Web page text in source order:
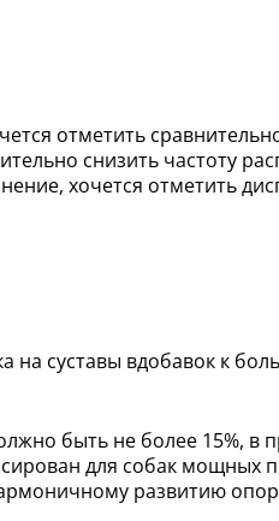
отметить
снизить частоту
хочется отметить
на суставы вдобавок к
быть не более 15%, в
для собак мощных
развитию